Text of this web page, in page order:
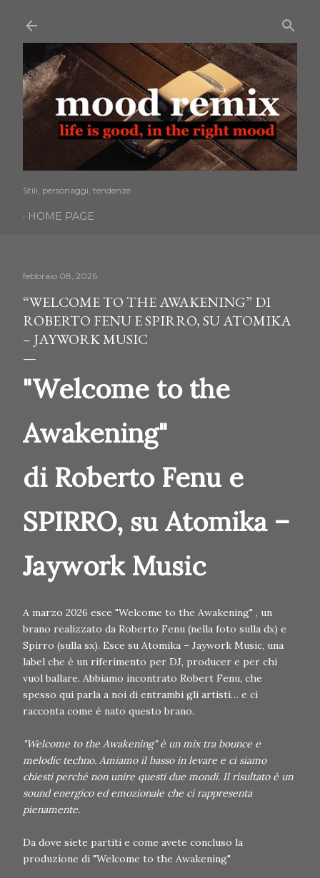
Stili, personaggi, tendenze
HOME PAGE
febbraio 08, 2026
“WELCOME TO THE AWAKENING” DI
ROBERTO FENU E SPIRRO, SU ATOMIKA
– JAYWORK MUSIC
"Welcome to the
Awakening"
di Roberto Fenu e
SPIRRO, su Atomika –
Jaywork Music
A marzo 2026 esce "Welcome to the Awakening" , un
brano realizzato da Roberto Fenu (nella foto sulla dx) e
Spirro (sulla sx). Esce su Atomika – Jaywork Music, una
label che è un riferimento per DJ, producer e per chi
vuol ballare. Abbiamo incontrato Robert Fenu, che
spesso qui parla a noi di entrambi gli artisti… e ci
racconta come è nato questo brano.
"Welcome to the Awakening" è un mix tra bounce e
melodic techno. Amiamo il basso in levare e ci siamo
chiesti perché non unire questi due mondi. Il risultato è un
sound energico ed emozionale che ci rappresenta
pienamente.
Da dove siete partiti e come avete concluso la
produzione di "Welcome to the Awakening"